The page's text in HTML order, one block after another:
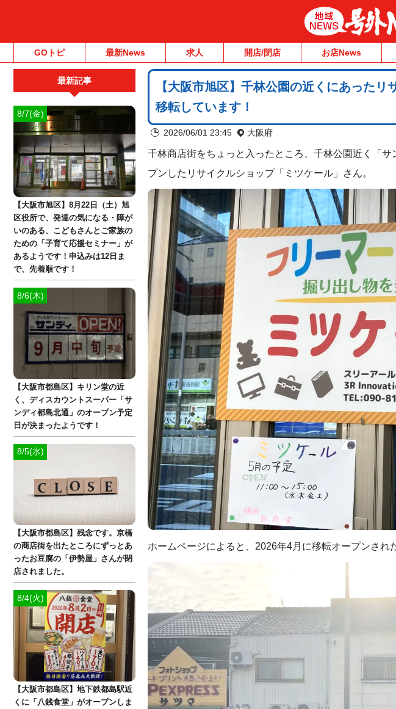
GOトピ 最新News 求人 開店/閉店 お店News
【大阪市旭区】千林公園の近くにあった
移転しています！
2026/06/01 23:45 大阪府
千林商店街をちょっと入ったところ、千林公園近く「
プンしたリサイクルショップ「ミツケール」さん。
ホームページによると、2026年4月に移転オープンされ
最新記事
8/7(金)
【大阪市旭区】8月22日（土）旭
区役所で、発達の気になる・障が
いのある、こどもさんとご家族の
ための「子育て応援セミナー」が
あるようです！申込みは12日ま
で、先着順です！
8/6(木)
【大阪市都島区】キリン堂の近
く、ディスカウントスーパー「サ
ンディ都島北通」のオープン予定
日が決まったようです！
8/5(水)
【大阪市都島区】残念です。京橋
の商店街を出たところにずっとあ
ったお豆腐の「伊勢屋」さんが閉
店されました。
8/4(火)
【大阪市都島区】地下鉄都島駅近
くに「八銭食堂」がオープンしま